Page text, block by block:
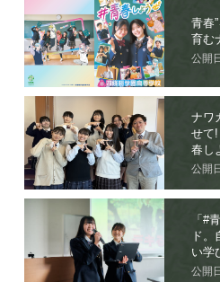
青春
育む
公開
ナワ
せて
春し
公開
「#
ド。
い学
公開